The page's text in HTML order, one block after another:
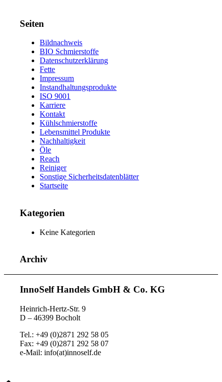
Seiten
Bildnachweis
BIO Schmierstoffe
Datenschutzerklärung
Fette
Impressum
Instandhaltungsprodukte
ISO 9001
Karriere
Kontakt
Kühlschmierstoffe
Lebensmittel Produkte
Nachhaltigkeit
Öle
Reach
Reiniger
Sonstige Sicherheitsdatenblätter
Startseite
Kategorien
Keine Kategorien
Archiv
InnoSelf Handels GmbH & Co. KG
Heinrich-Hertz-Str. 9
D – 46399 Bocholt
Tel.: +49 (0)2871 292 58 05
Fax: +49 (0)2871 292 58 07
e-Mail: info(at)innoself.de